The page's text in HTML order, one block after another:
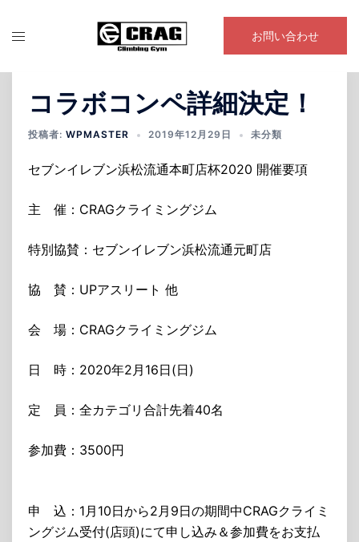
ン
お問い合わせ
コラボコンペ詳細決定！
投稿者: WPMASTER 2019年12月29日 未分類
セブンイレブン浜松流通本町店杯2020 開催要項
主 催：CRAGクライミングジム
特別協賛：セブンイレブン浜松流通元町店
協 賛：UPアスリート 他
会 場：CRAGクライミングジム
日 時：2020年2月16日(日)
定 員：全カテゴリ合計先着40名
参加費：3500円
申 込：1月10日から2月9日の期間中CRAGクライミ
ングジム受付(店頭)にて申し込み＆参加費をお支払